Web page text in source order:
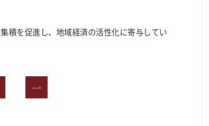
積を促進し、地域経済の活性化に寄与してい